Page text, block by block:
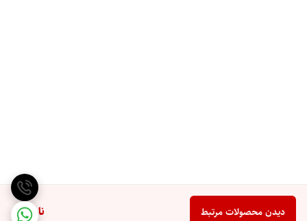
ناموجود دیدن محصولات مرتبط